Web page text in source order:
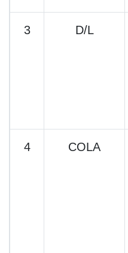
3 D/L
4 COLA